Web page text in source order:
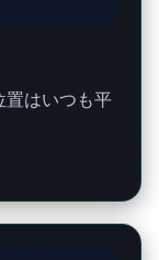
えるってこ
コンピュー
ているか
置はいつも平